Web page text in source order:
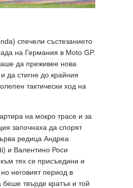
спечели състезанието
на Германия в Moto GP.
да преживее нова
да стигне до крайния
тактически ход на
на мокро трасе и за
започнаха да спорят
редица Андреа
и Валентино Роси
тях се присъедини и
неговият период в
беше твърде кратък и той